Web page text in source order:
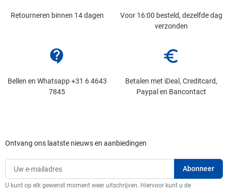
Retourneren binnen 14 dagen
Voor 16:00 besteld, dezelfde dag
verzonden
contact_support
Bellen en Whatsapp +31 6 4643
7845
euro_symbol
Betalen met iDeal, Creditcard,
Paypal en Bancontact
Ontvang ons laatste nieuws en aanbiedingen
U kunt op elk gewenst moment weer uitschrijven. Hiervoor kunt u de